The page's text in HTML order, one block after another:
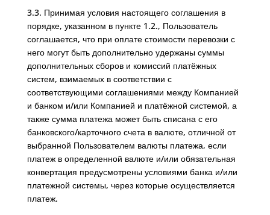
3.3. Принимая условия настоящего соглашения в
порядке, указанном в пункте 1.2., Пользователь
соглашается, что при оплате стоимости перевозки с
него могут быть дополнительно удержаны суммы
дополнительных сборов и комиссий платёжных
систем, взимаемых в соответствии с
соответствующими соглашениями между Компанией
и банком и/или Компанией и платёжной системой, а
также сумма платежа может быть списана с его
банковского/карточного счета в валюте, отличной от
выбранной Пользователем валюты платежа, если
платеж в определенной валюте и/или обязательная
конвертация предусмотрены условиями банка и/или
платежной системы, через которые осуществляется
платеж.